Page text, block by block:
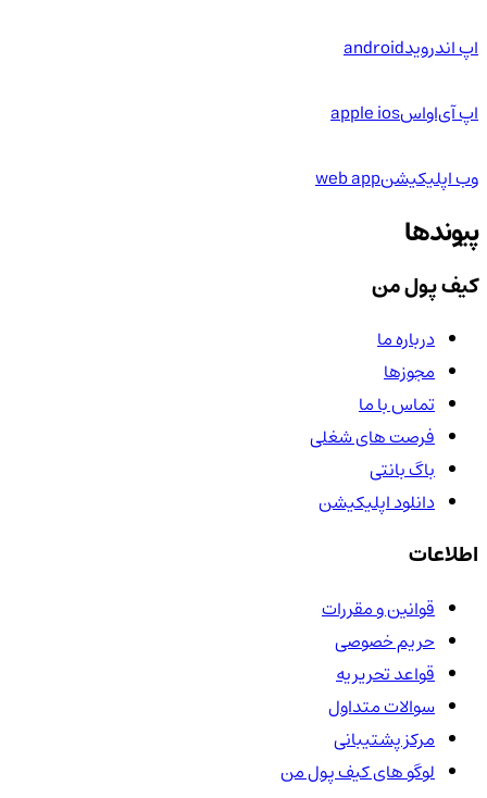
اپ اندرویدandroid
اپ آی‌او‌اسapple ios
وب اپلیکیشنweb app
پیوندها
کیف پول من
درباره ما
مجوزها
تماس با ما
فرصت های شغلی
باگ بانتی
دانلود اپلیکیشن
اطلاعات
قوانین و مقررات
حریم خصوصی
قواعد تحریریه
سوالات متداول
مرکز پشتیبانی
لوگو های کیف پول من